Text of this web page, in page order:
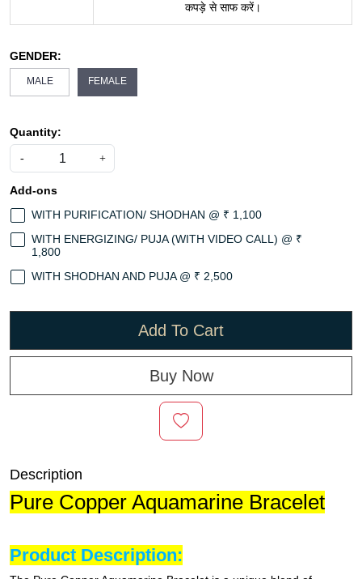
कपड़े से साफ करें।
GENDER:
MALE FEMALE
Quantity:
- +
Add-ons
WITH PURIFICATION/ SHODHAN @ ₹ 1,100
WITH ENERGIZING/ PUJA (WITH VIDEO CALL) @ ₹
1,800
WITH SHODHAN AND PUJA @ ₹ 2,500
Add To Cart
Buy Now
Description
Pure Copper Aquamarine Bracelet
Product Description: